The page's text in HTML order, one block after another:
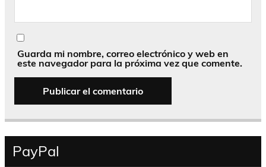
Guarda mi nombre, correo electrónico y web en
este navegador para la próxima vez que comente.
PayPal